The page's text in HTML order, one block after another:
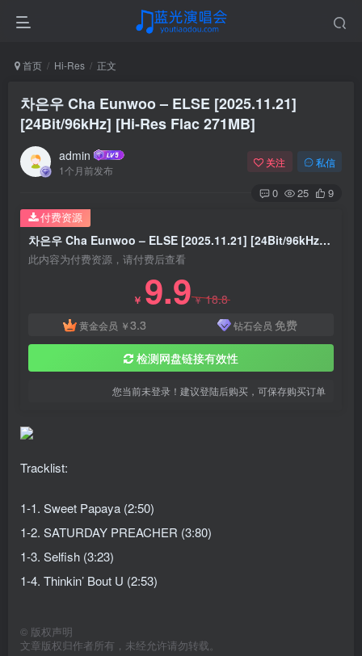
首页 Hi-Res 正文
차은우 Cha Eunwoo – ELSE [2025.11.21]
[24Bit/96kHz] [Hi-Res Flac 271MB]
admin
1个月前发布
关注 私信
0 25 9
차은우 Cha Eunwoo – ELSE [2025.11.21] [24Bit/96kHz] [Hi-Res Flac 271MB]
此内容为付费资源，请付费后查看
￥ 9.9￥18.8
黄金会员 ￥3.3 钻石会员 免费
检测网盘链接有效性
您当前未登录！建议登陆后购买，可保存购买订单
付费资源
Tracklist:
1-1. Sweet Papaya (2:50)
1-2. SATURDAY PREACHER (3:80)
1-3. Selfish (3:23)
1-4. Thinkin’ Bout U (2:53)
© 版权声明
文章版权归作者所有，未经允许请勿转载。